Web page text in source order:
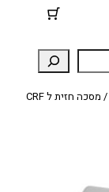
/ מסכה חזית ל CRF